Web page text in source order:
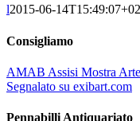
l2015-06-
Consigliamo
AMAB Assisi Mostra
Segnalato su exibart.com
Pennabilli Antiquariato